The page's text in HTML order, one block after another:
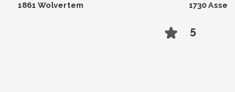
1861 Wolvertem 1730 Asse
5